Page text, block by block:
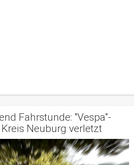
Fahrstunde: "Vespa"-
Neuburg verletzt